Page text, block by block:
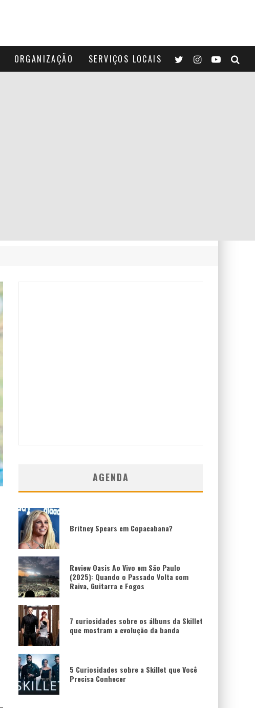
ORGANIZAÇÃO SERVIÇOS LOCAIS
AGENDA
Britney Spears em Copacabana?
Review Oasis Ao Vivo em São Paulo
(2025): Quando o Passado Volta com
Raiva, Guitarra e Fogos
7 curiosidades sobre os álbuns da Skillet
que mostram a evolução da banda
5 Curiosidades sobre a Skillet que Você
Precisa Conhecer